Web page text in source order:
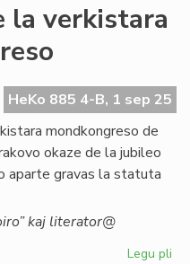
la verkistara
HeKo 885 4-B, 1 sep 25
mondkongreso de
okaze de la jubileo
aparte gravas la statuta
kaj literator@
Legu pli